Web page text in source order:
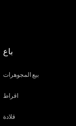
باع
بيع المجوهرات
اقراط
قلادة